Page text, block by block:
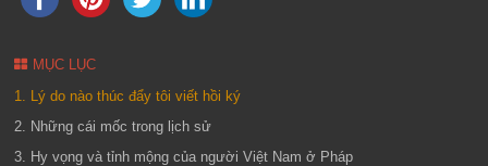
MỤC LỤC
1. Lý do nào thúc đẩy tôi viết hồi ký
2. Những cái mốc trong lịch sử
3. Hy vọng và tỉnh mộng của người Việt Nam ở Pháp